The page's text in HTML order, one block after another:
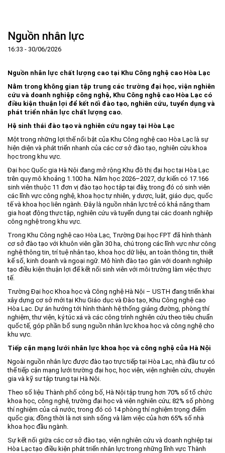
Lịch sử hình thành và phát triển
Lãnh đạo Ban Quản lý
Cơ cấu tổ chức
Chức năng, nhiệm vụ
Tin tức - sự kiện
Chính sách mới
Doanh nghiệp
Hợp tác quốc tế
Đào tạo và Nghiên cứu
Cách mạng công nghiệp lần thứ 4
Quy hoạch tổng thể
Quy hoạch khu chức năng
Ưu thế ▼
Vị trí
Cơ sở hạ tầng
Cơ chế ưu đãi đầu tư
Cơ chế Một cửa
Nguồn nhân lực
Nhà đầu tư
Hướng dẫn đầu tư ▼
Trình tự, thủ tục đầu tư
Tiêu chí đầu tư
Lĩnh vực đầu tư
Quản lý và vận hành dự án đầu tư
Văn bản pháp luật
Các thủ tục hành chính
Doanh nghiệp
Đất đai
Đầu tư
Khu CNC Hòa Lạc
Lao động
Môi trường
Quy hoạch - Xây dựng
Ưu đãi đầu tư
Văn bản khác
Thông báo ▼
Thông báo chung
Tuyển dụng
Công khai ngân sách
Dữ liệu mở
FAQs
Liên hệ - Liên kết ▼
Liên kết
Liên hệ
Nguồn nhân lực
16:33 - 30/06/2026
Nguồn nhân lực chất lượng cao tại Khu Công nghệ cao Hòa Lạc
Nằm trong không gian tập trung các trường đại học, viện nghiên
cứu và doanh nghiệp công nghệ, Khu Công nghệ cao Hòa Lạc có
điều kiện thuận lợi để kết nối đào tạo, nghiên cứu, tuyển dụng và
phát triển nhân lực chất lượng cao.
Hệ sinh thái đào tạo và nghiên cứu ngay tại Hòa Lạc
Một trong những lợi thế nổi bật của Khu Công nghệ cao Hòa Lạc là sự
hiện diện và phát triển nhanh của các cơ sở đào tạo, nghiên cứu khoa
học trong khu vực.
Đại học Quốc gia Hà Nội đang mở rộng Khu đô thị đại học tại Hòa Lạc
trên quy mô khoảng 1.100 ha. Năm học 2026–2027, dự kiến có 17.166
sinh viên thuộc 11 đơn vị đào tạo học tập tại đây, trong đó có sinh viên
các lĩnh vực công nghệ, khoa học tự nhiên, y dược, luật, giáo dục, quốc
tế và khoa học liên ngành. Đây là nguồn nhân lực trẻ có khả năng tham
gia hoạt động thực tập, nghiên cứu và tuyển dụng tại các doanh nghiệp
công nghệ trong khu vực.
Trong Khu Công nghệ cao Hòa Lạc, Trường Đại học FPT đã hình thành
cơ sở đào tạo với khuôn viên gần 30 ha, chú trọng các lĩnh vực như công
nghệ thông tin, trí tuệ nhân tạo, khoa học dữ liệu, an toàn thông tin, thiết
kế số, kinh doanh và ngoại ngữ. Mô hình đào tạo gắn với doanh nghiệp
tạo điều kiện thuận lợi để kết nối sinh viên với môi trường làm việc thực
tế.
Trường Đại học Khoa học và Công nghệ Hà Nội – USTH đang triển khai
xây dựng cơ sở mới tại Khu Giáo dục và Đào tạo, Khu Công nghệ cao
Hòa Lạc. Dự án hướng tới hình thành hệ thống giảng đường, phòng thí
nghiệm, thư viện, ký túc xá và các công trình nghiên cứu theo tiêu chuẩn
quốc tế, góp phần bổ sung nguồn nhân lực khoa học và công nghệ cho
khu vực.
Tiếp cận mạng lưới nhân lực khoa học và công nghệ của Hà Nội
Ngoài nguồn nhân lực được đào tạo trực tiếp tại Hòa Lạc, nhà đầu tư có
thể tiếp cận mạng lưới trường đại học, học viện, viện nghiên cứu, chuyên
gia và kỹ sư tập trung tại Hà Nội.
Theo số liệu Thành phố công bố, Hà Nội tập trung hơn 70% số tổ chức
khoa học, công nghệ, trường đại học và viện nghiên cứu; 82% số phòng
thí nghiệm của cả nước, trong đó có 14 phòng thí nghiệm trọng điểm
quốc gia; đồng thời là nơi sinh sống và làm việc của hơn 65% số nhà
khoa học đầu ngành.
Sự kết nối giữa các cơ sở đào tạo, viện nghiên cứu và doanh nghiệp tại
Hòa Lạc tạo điều kiện phát triển nhân lực trong những lĩnh vực Thành